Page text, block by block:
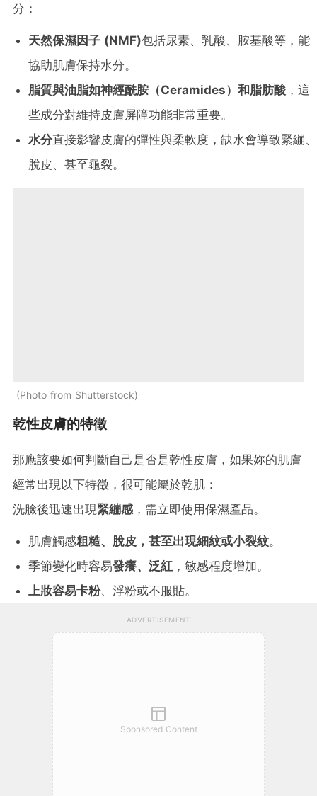
分：
天然保濕因子 (NMF)包括尿素、乳酸、胺基酸等，能
協助肌膚保持水分。
脂質與油脂如神經酰胺（Ceramides）和脂肪酸 ，這
些成分對維持皮膚屏障功能非常重要。
水分直接影響皮膚的彈性與柔軟度，缺水會導致緊繃、
脫皮、甚至龜裂。
Photo from Shutterstock
乾性皮膚的特徵
那應該要如何判斷自己是否是乾性皮膚，如果妳的肌膚
經常出現以下特徵，很可能屬於乾肌：
洗臉後迅速出現緊繃感 ，需立即使用保濕產品。
肌膚觸感粗糙、脫皮，甚至出現細紋或小裂紋。
季節變化時容易發癢、泛紅 ，敏感程度增加。
上妝容易卡粉、浮粉或不服貼。
ADVERTISEMENT
Sponsored Content